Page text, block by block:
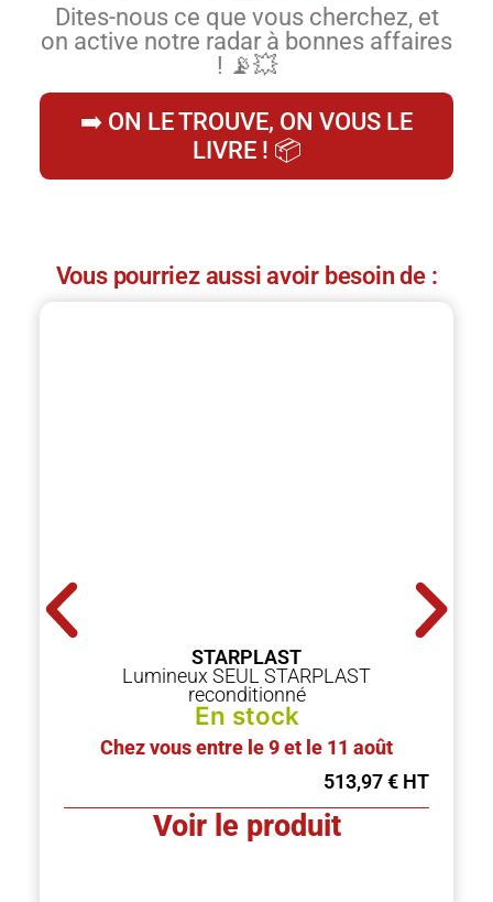
Dites-nous ce que vous cherchez, et
on active notre radar à bonnes affaires
! 📡💥
➡️ ON LE TROUVE, ON VOUS LE
LIVRE ! 📦
Vous pourriez aussi avoir besoin de :
STARPLAST
Lumineux SEUL STARPLAST
reconditionné
En stock
Chez vous entre le 9 et le 11 août
513,97€
Voir le produit